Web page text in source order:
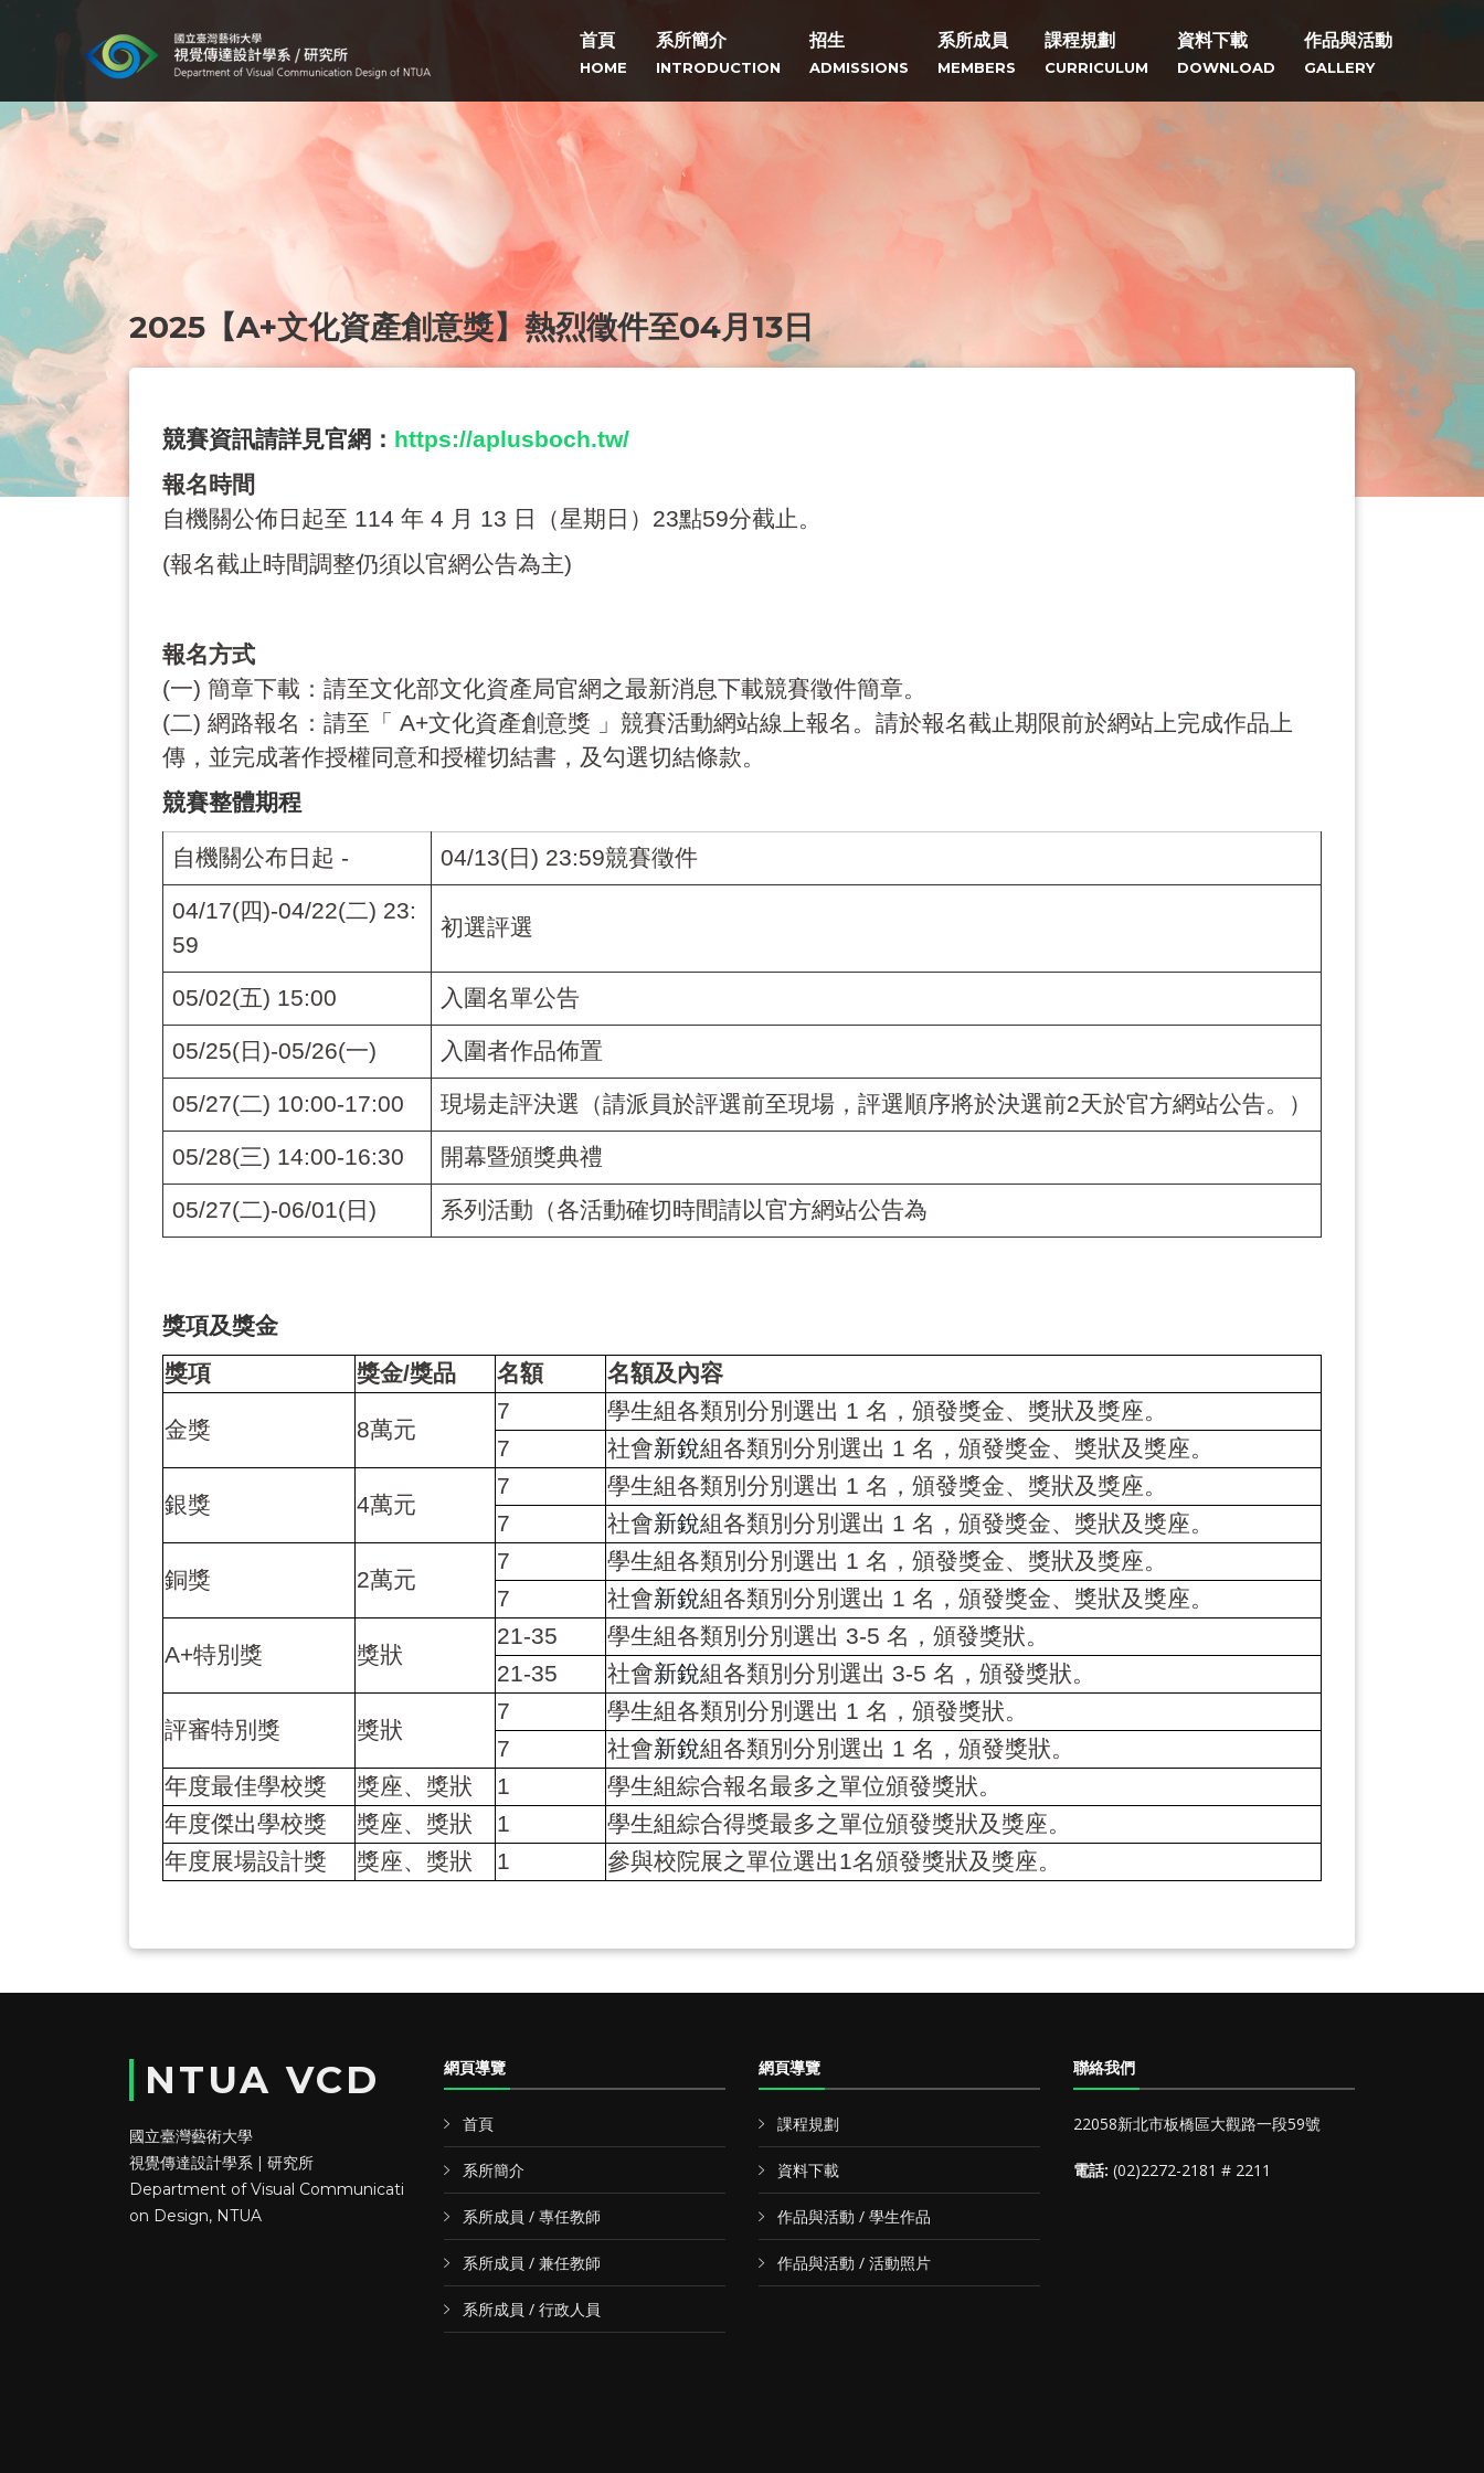
首頁
HOME
系所簡介
INTRODUCTION
招生
ADMISSIONS
系所成員
MEMBERS
課程規劃
CURRICULUM
資料下載
DOWNLOAD
作品與活動
GALLERY
2025【A+文化資產創意獎】熱烈徵件至04月13日
競賽資訊請詳見官網： https://aplusboch.tw/
報名時間
自機關公佈日起至 114 年 4 月 13 日（星期日） 23點59分截止。
(報名截止時間調整仍須以官網公告為主)
報名方式
(一) 簡章下載：請至文化部文化資產局官網之最新消息下載競賽徵件簡章。
(二) 網路報名：請至「 A+文化資產創意獎 」競賽活動網站線上報名。請於報名截止期限前於網站上完成作品上
傳，並完成著作授權同意和授權切結書，及勾選切結條款。
競賽整體期程
自機關公布日起 - 04/13(日 ) 23:59競賽徵件
04/17(四)-04/22(二) 23:
59
初選評選
05/02(五) 15:00
入圍名單公告
05/25(日 )-05/26(一)
入圍者作品佈置
05/27(二) 10:00-17:00 現場走評決選（請派員於評選前至現場，評選順序將於決選前2天於官方網站公告。）
05/28(三) 14:00-16:30
開幕暨頒獎典禮
05/27(二)-06/01(日 ) 系列活動（各活動確切時間請以官方網站公告為
獎項及獎金
獎項
獎金/獎品 名額 名額及內容
金獎 8萬元
7 學生組各類別分別選出 1 名，頒發獎金、獎狀及獎座。
7
社會新銳組各類別分別選出 1 名，頒發獎金、獎狀及獎座。
銀獎 4萬元
7 學生組各類別分別選出 1 名，頒發獎金、獎狀及獎座。
7
社會新銳組各類別分別選出 1 名，頒發獎金、獎狀及獎座。
銅獎 2萬元
7 學生組各類別分別選出 1 名，頒發獎金、獎狀及獎座。
7
社會新銳組各類別分別選出 1 名，頒發獎金、獎狀及獎座。
A+特別獎 獎狀
21-35 學生組各類別分別選出 3-5 名，頒發獎狀。
21-35
社會新銳組各類別分別選出 3-5 名，頒發獎狀。
評審特別獎 獎狀
7 學生組各類別分別選出 1 名，頒發獎狀。
7
社會新銳組各類別分別選出 1 名，頒發獎狀。
年度最佳學校獎
獎座、獎狀 1
學生組綜合報名最多之單位頒發獎狀。
年度傑出學校獎
獎座、獎狀 1
學生組綜合得獎最多之單位頒發獎狀及獎座。
年度展場設計獎
獎座、獎狀 1 參與校院展之單位選出1名頒發獎狀及獎座。
NTUA VCD
國立臺灣藝術大學
視覺傳達設計學系 | 研究所
Department of Visual Communicati
on Design, NTUA
網頁導覽
首頁
系所簡介
系所成員 / 專任教師
系所成員 / 兼任教師
系所成員 / 行政人員
網頁導覽
課程規劃
資料下載
作品與活動 / 學生作品
作品與活動 / 活動照片
聯絡我們
22058新北市板橋區大觀路一段59號
電話: (02)2272-2181 # 2211